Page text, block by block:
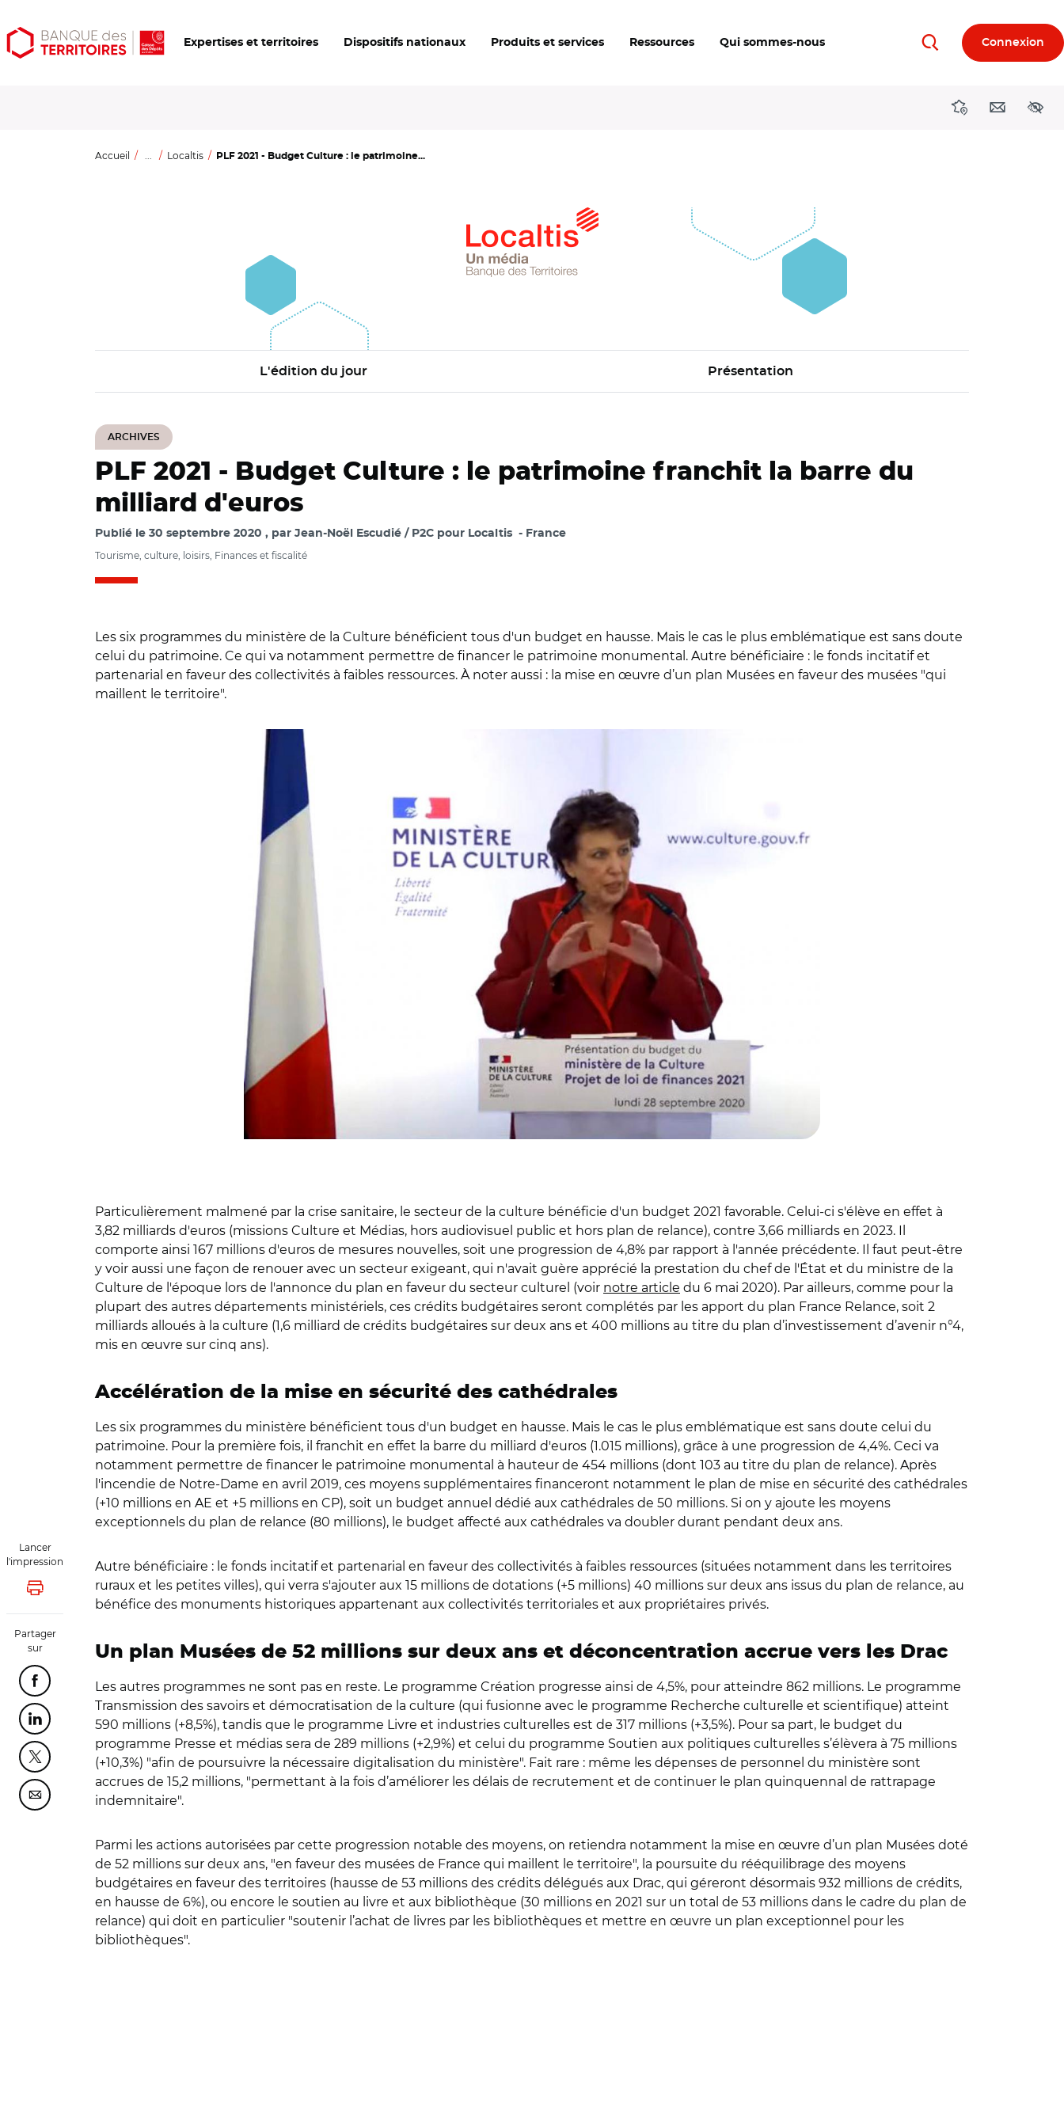
Aller
au
Aller
au
Ouvrir
les
Expertises et territoires Dispositifs nationaux Produits et services Ressources Qui sommes-nous RechercherConnexion
DirectionsContact
Accueil ... Localtis PLF 2021 - Budget Culture : le patrimoine...
L'édition du jour Présentation
ARCHIVES
Lancer
l'impression
Lancer l'impression
Partager
sur
Partager cette page sur Facebook
Partager cette page sur Linkedin
Partager cette page sur Twitter
Partager cette page sur Courriel
PLF 2021 - Budget Culture : le patrimoine franchit la barre du
milliard d'euros
Publié le 30 septembre 2020 par Jean-Noël Escudié / P2C pour Localtis France
Tourisme, culture, loisirs, Finances et fiscalité
Les six programmes du ministère de la Culture bénéficient tous d'un budget en hausse. Mais le cas le plus emblématique est sans doute
celui du patrimoine. Ce qui va notamment permettre de financer le patrimoine monumental. Autre bénéficiaire : le fonds incitatif et
partenarial en faveur des collectivités à faibles ressources. À noter aussi : la mise en œuvre d’un plan Musées en faveur des musées "qui
maillent le territoire".
Particulièrement malmené par la crise sanitaire, le secteur de la culture bénéficie d'un budget 2021 favorable. Celui-ci s'élève en effet à
3,82 milliards d'euros (missions Culture et Médias, hors audiovisuel public et hors plan de relance), contre 3,66 milliards en 2023. Il
comporte ainsi 167 millions d'euros de mesures nouvelles, soit une progression de 4,8% par rapport à l'année précédente. Il faut peut-être
y voir aussi une façon de renouer avec un secteur exigeant, qui n'avait guère apprécié la prestation du chef de l'État et du ministre de la
Culture de l'époque lors de l'annonce du plan en faveur du secteur culturel (voir notre article du 6 mai 2020). Par ailleurs, comme pour la
plupart des autres départements ministériels, ces crédits budgétaires seront complétés par les apport du plan France Relance, soit 2
milliards alloués à la culture (1,6 milliard de crédits budgétaires sur deux ans et 400 millions au titre du plan d’investissement d’avenir n°4,
mis en œuvre sur cinq ans).
Accélération de la mise en sécurité des cathédrales
Les six programmes du ministère bénéficient tous d'un budget en hausse. Mais le cas le plus emblématique est sans doute celui du
patrimoine. Pour la première fois, il franchit en effet la barre du milliard d'euros (1.015 millions), grâce à une progression de 4,4%. Ceci va
notamment permettre de financer le patrimoine monumental à hauteur de 454 millions (dont 103 au titre du plan de relance). Après
l'incendie de Notre-Dame en avril 2019, ces moyens supplémentaires financeront notamment le plan de mise en sécurité des cathédrales
(+10 millions en AE et +5 millions en CP), soit un budget annuel dédié aux cathédrales de 50 millions. Si on y ajoute les moyens
exceptionnels du plan de relance (80 millions), le budget affecté aux cathédrales va doubler durant pendant deux ans.
Autre bénéficiaire : le fonds incitatif et partenarial en faveur des collectivités à faibles ressources (situées notamment dans les territoires
ruraux et les petites villes), qui verra s'ajouter aux 15 millions de dotations (+5 millions) 40 millions sur deux ans issus du plan de relance, au
bénéfice des monuments historiques appartenant aux collectivités territoriales et aux propriétaires privés.
Un plan Musées de 52 millions sur deux ans et déconcentration accrue vers les Drac
Les autres programmes ne sont pas en reste. Le programme Création progresse ainsi de 4,5%, pour atteindre 862 millions. Le programme
Transmission des savoirs et démocratisation de la culture (qui fusionne avec le programme Recherche culturelle et scientifique) atteint
590 millions (+8,5%), tandis que le programme Livre et industries culturelles est de 317 millions (+3,5%). Pour sa part, le budget du
programme Presse et médias sera de 289 millions (+2,9%) et celui du programme Soutien aux politiques culturelles s’élèvera à 75 millions
(+10,3%) "afin de poursuivre la nécessaire digitalisation du ministère". Fait rare : même les dépenses de personnel du ministère sont
accrues de 15,2 millions, "permettant à la fois d’améliorer les délais de recrutement et de continuer le plan quinquennal de rattrapage
indemnitaire".
Parmi les actions autorisées par cette progression notable des moyens, on retiendra notamment la mise en œuvre d’un plan Musées doté
de 52 millions sur deux ans, "en faveur des musées de France qui maillent le territoire", la poursuite du rééquilibrage des moyens
budgétaires en faveur des territoires (hausse de 53 millions des crédits délégués aux Drac, qui géreront désormais 932 millions de crédits,
en hausse de 6%), ou encore le soutien au livre et aux bibliothèque (30 millions en 2021 sur un total de 53 millions dans le cadre du plan de
relance) qui doit en particulier "soutenir l’achat de livres par les bibliothèques et mettre en œuvre un plan exceptionnel pour les
bibliothèques".